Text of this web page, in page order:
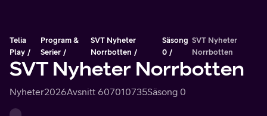
Telia
Play
Program &
Serier
SVT Nyheter
Norrbotten
Säsong
0
SVT Nyheter
Norrbotten
SVT Nyheter Norrbotten
Nyheter2026Avsnitt 607010735Säsong 0